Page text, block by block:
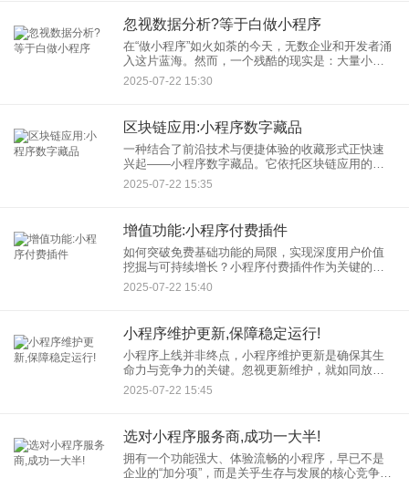
忽视数据分析?等于白做小程序
在“做小程序”如火如荼的今天，无数企业和开发者涌
入这片蓝海。然而，一个残酷的现实是：大量小程
序上线后石沉大海，用户寥寥，投入产出比惨不忍
睹。问题出在哪里？答案往往直指一个核心环节
2025-07-22 15:30
区块链应用:小程序数字藏品
一种结合了前沿技术与便捷体验的收藏形式正快速
兴起——小程序数字藏品。它依托区块链应用的核
心特性，为创作者、品牌和收藏爱好者打开了通往
可信数字资产世界的大门。 区块链：为数字藏品注
2025-07-22 15:35
增值功能:小程序付费插件
如何突破免费基础功能的局限，实现深度用户价值
挖掘与可持续增长？小程序付费插件作为关键的小
程序增值功能，正成为开发者提升服务能力与建立
健康商业闭环的核心工具。 一、小程序付费插件：
2025-07-22 15:40
小程序维护更新,保障稳定运行!
小程序上线并非终点，小程序维护更新是确保其生
命力与竞争力的关键。忽视更新维护，就如同放任
一艘没有保养的航船驶向未知海域——性能下降、
安全漏洞、用户体验滑坡，甚至业务中断的风险将
2025-07-22 15:45
选对小程序服务商,成功一大半!
拥有一个功能强大、体验流畅的小程序，早已不是
企业的“加分项”，而是关乎生存与发展的核心竞争